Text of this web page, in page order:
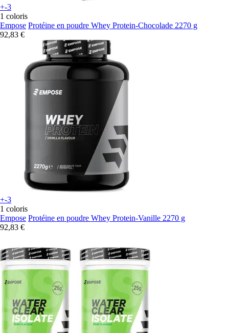
+-3
1 coloris
Empose Protéine en poudre Whey Protein-Chocolade 2270 g
92,83 €
+-3
1 coloris
Empose Protéine en poudre Whey Protein-Vanille 2270 g
92,83 €